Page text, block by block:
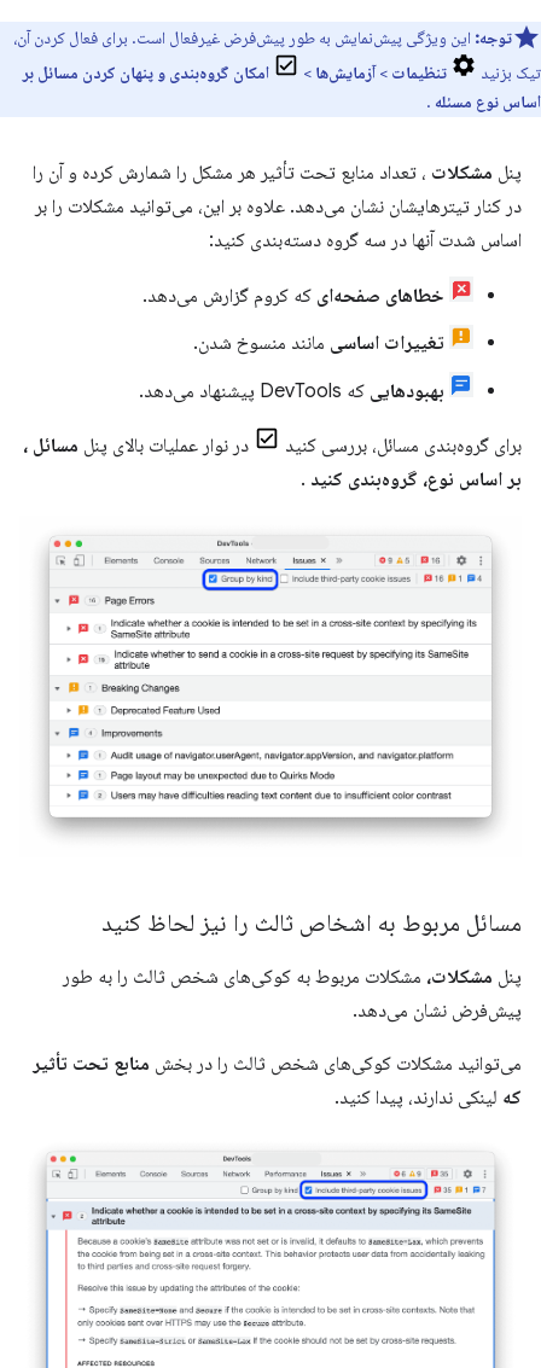
توجه: این ویژگی پیش‌نمایش به طور پیش‌فرض غیرفعال است. برای فعال کردن آن،
تیک بزنید
تنظیمات >آزمایش‌ها >
امکان گروه‌بندی و پنهان کردن مسائل بر
اساس نوع مسئله .
پنل مشکلات ، تعداد منابع تحت تأثیر هر مشکل را شمارش کرده و آن را
در کنار تیترهایشان نشان می‌دهد. علاوه بر این، می‌توانید مشکلات را بر
اساس شدت آنها در سه گروه دسته‌بندی کنید:
خطاهای صفحه‌ای که کروم گزارش می‌دهد.
تغییرات اساسی مانند منسوخ شدن.
بهبودهایی که DevTools پیشنهاد می‌دهد.
برای گروه‌بندی مسائل، بررسی کنید در نوار عملیات بالای پنل مسائل ،
بر اساس نوع، گروه‌بندی کنید .
مسائل مربوط به اشخاص ثالث را نیز لحاظ کنید
پنل مشکلات، مشکلات مربوط به کوکی‌های شخص ثالث را به طور
پیش‌فرض نشان می‌دهد.
می‌توانید مشکلات کوکی‌های شخص ثالث را در بخش منابع تحت تأثیر
که لینکی ندارند، پیدا کنید.